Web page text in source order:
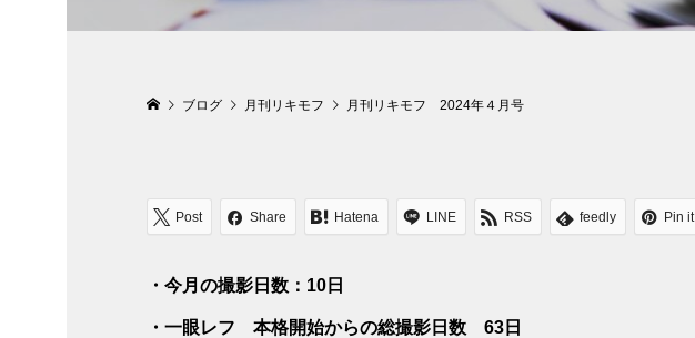
ブログ 月刊リキモフ 月刊リキモフ 2024年４月号
Post Share Hatena LINE RSS feedly Pin it
・今月の撮影日数：10日
・一眼レフ 本格開始からの総撮影日数 63日